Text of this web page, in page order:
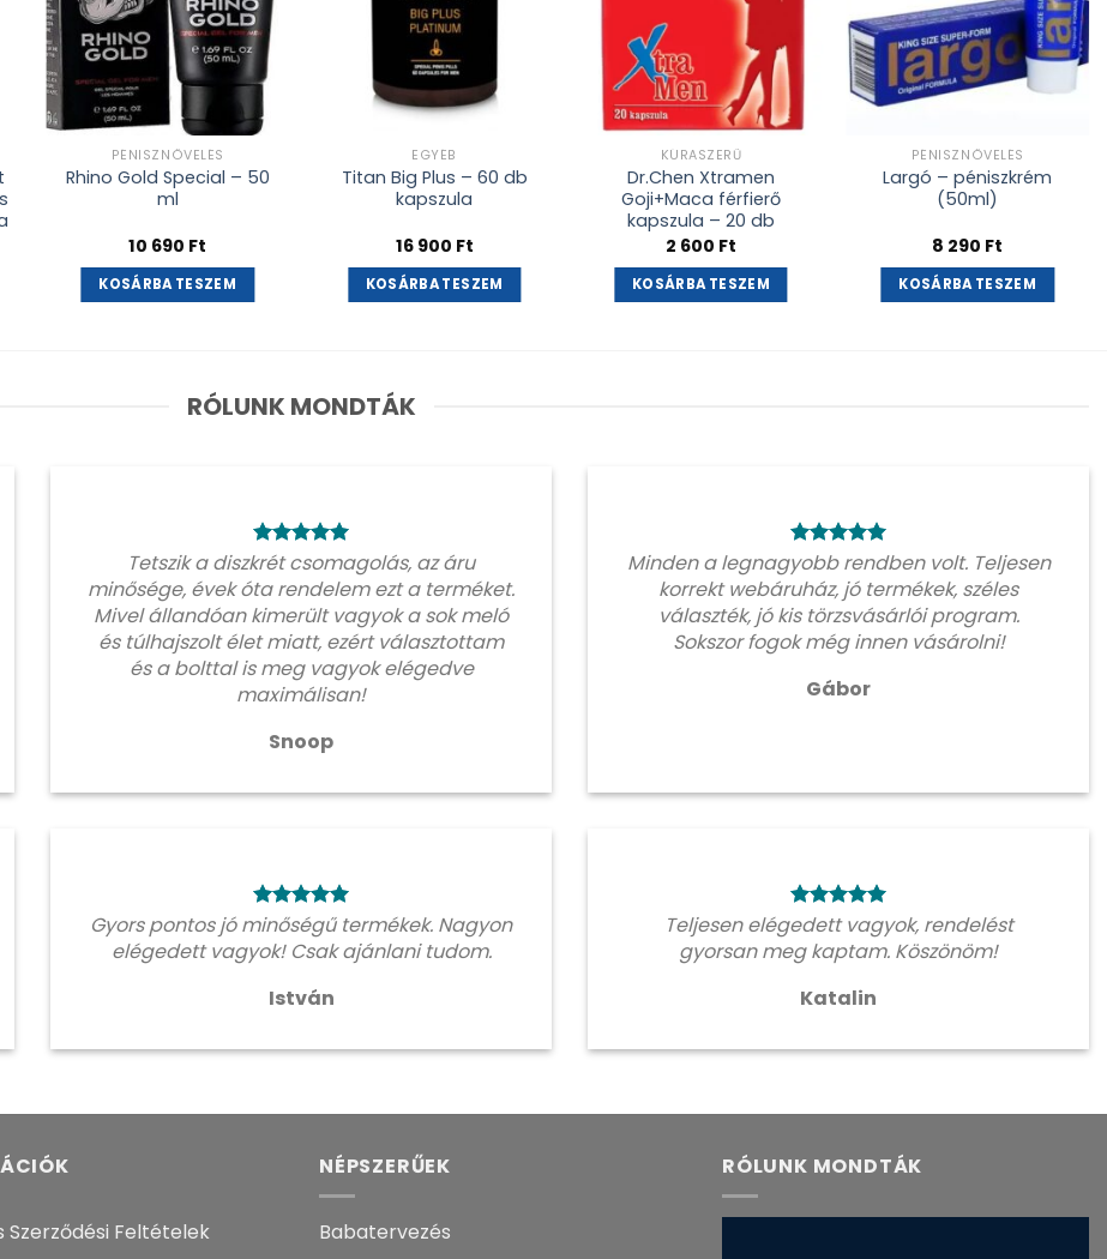
PÉNISZNÖVELÉS
Rhino Gold Special – 50
ml
10 690 Ft
KOSÁRBA TESZEM
EGYÉB
Titan Big Plus – 60 db
kapszula
16 900 Ft
KOSÁRBA TESZEM
KÚRASZERŰ
Dr.Chen Xtramen
Goji+Maca férfierő
kapszula – 20 db
2 600 Ft
KOSÁRBA TESZEM
PÉNISZNÖVELÉS
Largó – péniszkrém
(50ml)
8 290 Ft
KOSÁRBA TESZEM
RÓLUNK MONDTÁK
Tetszik a diszkrét csomagolás, az áru
minősége, évek óta rendelem ezt a terméket.
Mivel állandóan kimerült vagyok a sok meló
és túlhajszolt élet miatt, ezért választottam
és a bolttal is meg vagyok elégedve
maximálisan!
Snoop
Minden a legnagyobb rendben volt. Teljesen
korrekt webáruház, jó termékek, széles
választék, jó kis törzsvásárlói program.
Sokszor fogok még innen vásárolni!
Gábor
Gyors pontos jó minőségű termékek. Nagyon
elégedett vagyok! Csak ajánlani tudom.
István
Teljesen elégedett vagyok, rendelést
gyorsan meg kaptam. Köszönöm!
Katalin
Szerződési Feltételek
NÉPSZERŰEK
Babatervezés
RÓLUNK MONDTÁK